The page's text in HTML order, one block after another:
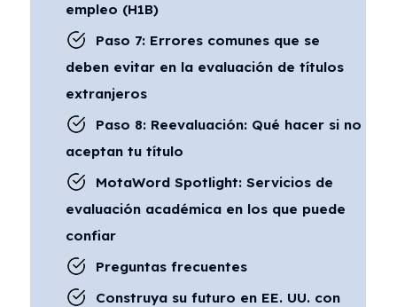
empleo (H1B)
Paso 7: Errores comunes que se
deben evitar en la evaluación de títulos
extranjeros
Paso 8: Reevaluación: Qué hacer si no
aceptan tu título
MotaWord Spotlight: Servicios de
evaluación académica en los que puede
confiar
Preguntas frecuentes
Construya su futuro en EE. UU. con